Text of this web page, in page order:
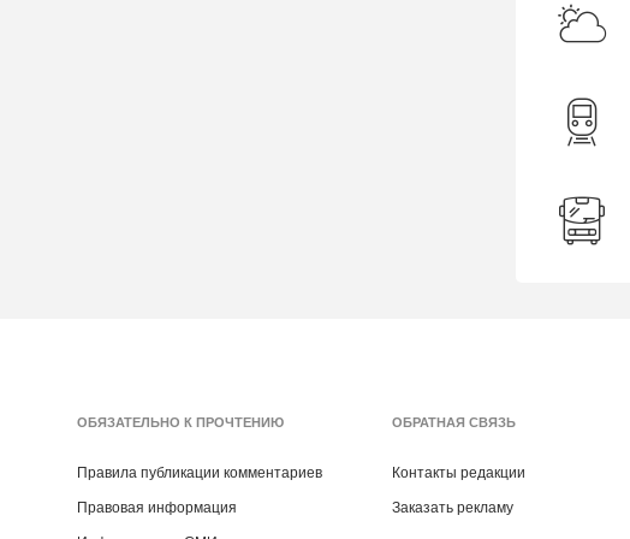
ОБЯЗАТЕЛЬНО К ПРОЧТЕНИЮ
Правила публикации комментариев
Правовая информация
ОБРАТНАЯ СВЯЗЬ
Контакты редакции
Заказать рекламу